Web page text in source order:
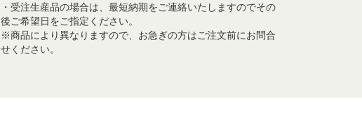
・受注生産品の場合は、最短納期をご連絡いたしますのでその
後ご希望日をご指定ください。
※商品により異なりますので、お急ぎの方はご注文前にお問合
せください。